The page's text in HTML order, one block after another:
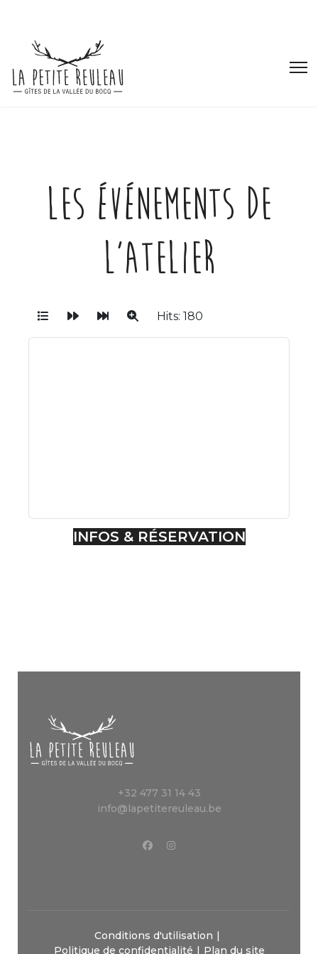
Les événements de
L'atelier
Hits: 180
INFOS & RÉSERVATION
+32 477 31 14 43
info@lapetitereuleau.be
Conditions d'utilisation
Politique de confidentialité
Plan du site